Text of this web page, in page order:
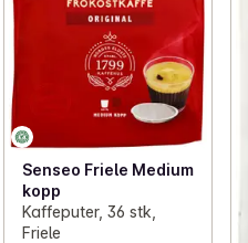
Senseo Friele Medium
kopp
Kaffeputer, 36 stk,
Friele